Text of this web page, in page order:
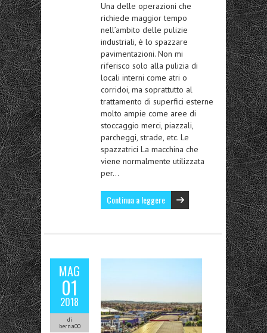
Una delle operazioni che
richiede maggior tempo
nell’ambito delle pulizie
industriali, è lo spazzare
pavimentazioni. Non mi
riferisco solo alla pulizia di
locali interni come atri o
corridoi, ma soprattutto al
trattamento di superfici esterne
molto ampie come aree di
stoccaggio merci, piazzali,
parcheggi, strade, etc. Le
spazzatrici La macchina che
viene normalmente utilizzata
per…
Continua a leggere
MAG
01
2018
di
berna00